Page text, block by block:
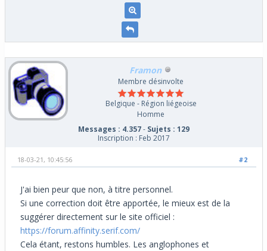
Framon
Membre désinvolte
Belgique - Région liégeoise
Homme
Messages : 4.357- Sujets : 129
Inscription : Feb 2017
#2
18-03-21, 10:45:56
J'ai bien peur que non, à titre personnel.
Si une correction doit être apportée, le mieux est de la
suggérer directement sur le site officiel :
https://forum.affinity.serif.com/
Cela étant, restons humbles. Les anglophones et